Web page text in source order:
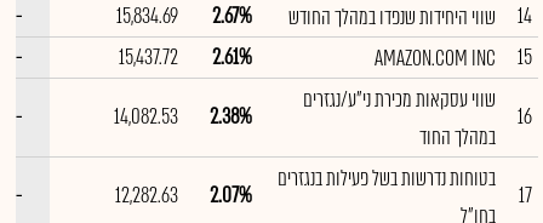
14
שווי היחידות שנפדו במהלך החודש 2.67%
15,834.69
--
15
AMAZON.COM INC
2.61%
15,437.72
--
16
שווי עסקאות מכירת ני"ע/נגזרים
במהלך החוד
2.38%
14,082.53
--
17
בטוחות נדרשות בשל פעילות בנגזרים
בחו"ל
2.07%
12,282.63
--